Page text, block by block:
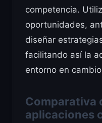
competencia.
oportunidades,
diseñar
facilitando así la
entorno en
Comparativa
aplicaciones